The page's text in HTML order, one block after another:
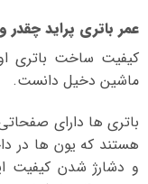
عمر باتری پراید
کیفیت ساخت باتری
ماشین دخیل دانست.
باتری ها دارای
هستند که یون ها در
و دشارژ شدن کیفیت